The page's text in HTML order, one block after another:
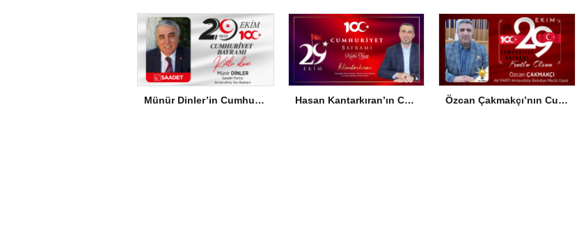
Münür Dinler’in Cumhuriyet Bayramı Mesajı Hasan Kantarkıran’ın Cumhuriyet Bayramı Mesajı Özcan Çakmakçı’nın Cumhuriyet Bayramı Mesajı